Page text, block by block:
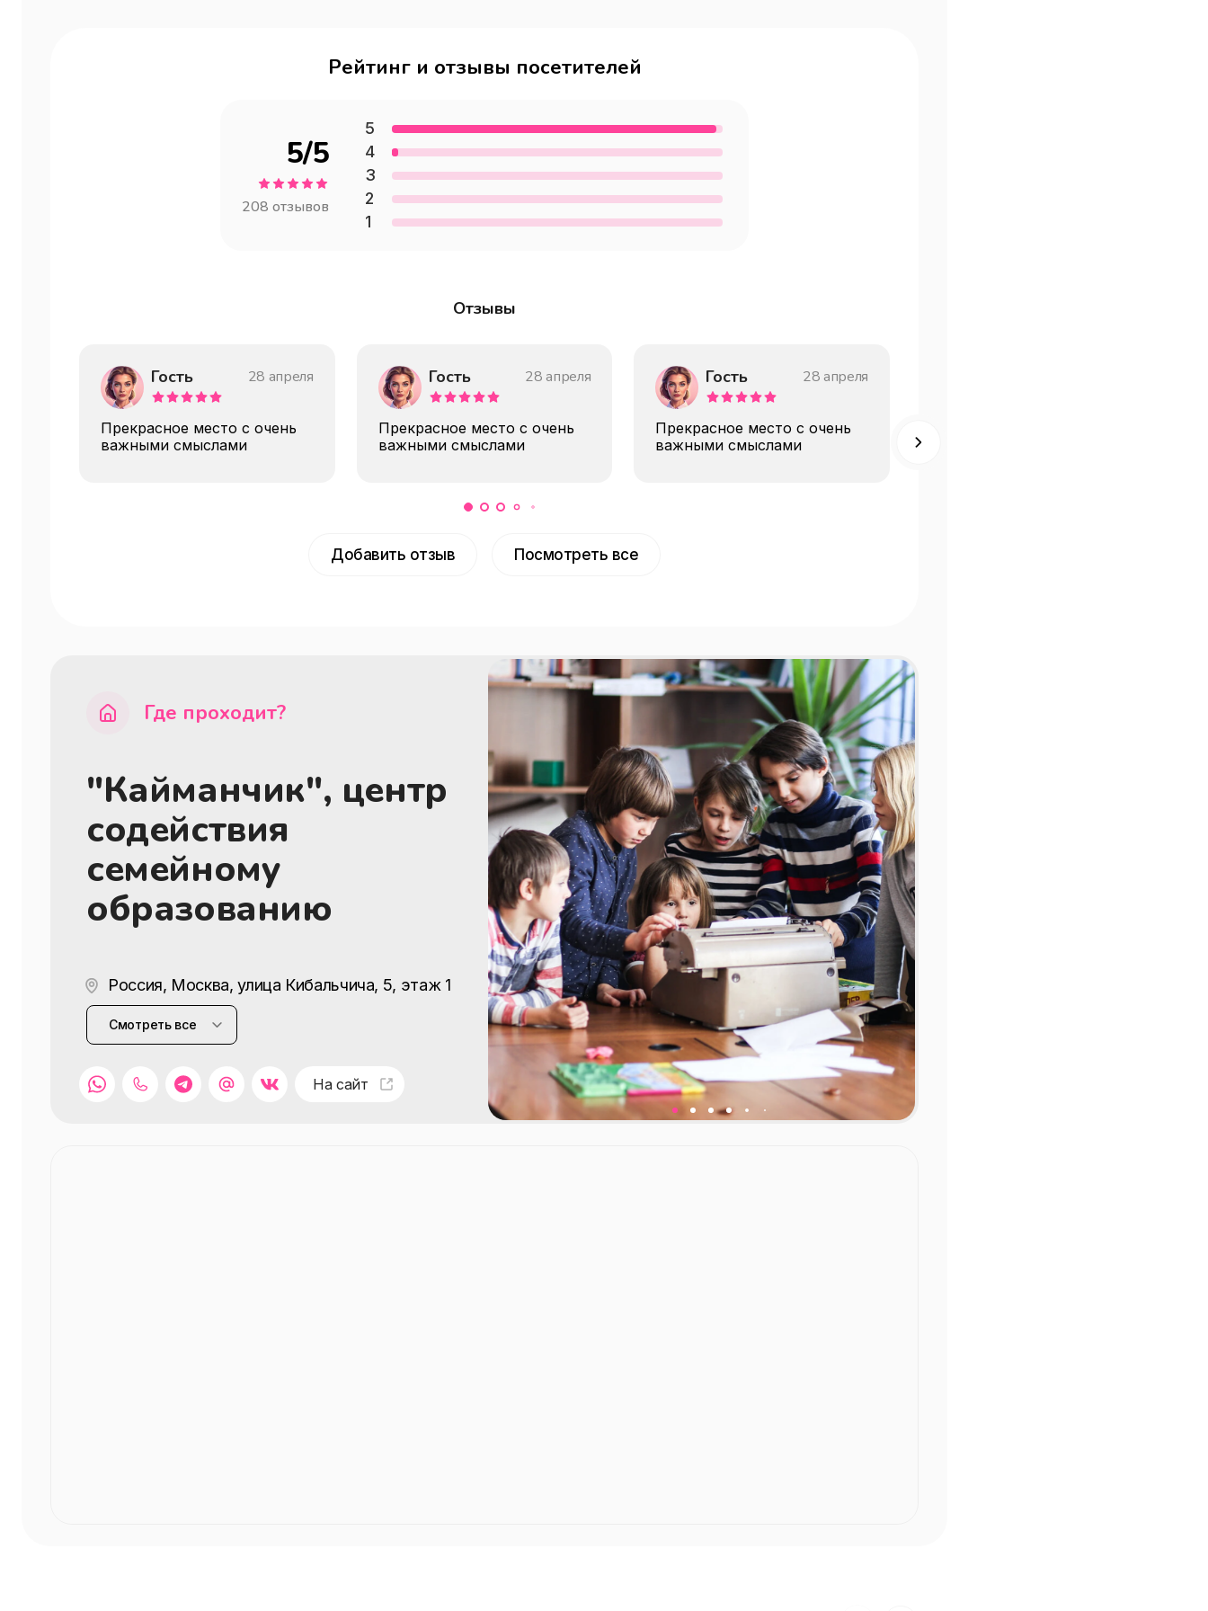
Рейтинг и отзывы посетителей
5/5
208 отзывов
5
4
3
2
1
Отзывы
Гость 28 апреля
Прекрасное место с очень
важными смыслами
Гость 28 апреля
Прекрасное место с очень
важными смыслами
Гость 28 апреля
Прекрасное место с очень
важными смыслами
Добавить отзыв Посмотреть все
Где проходит?
"Кайманчик", центр
содействия
семейному
образованию
Россия, Москва, улица Кибальчича, 5, этаж 1
ул. Ленина, д. 480б
Смотреть все
На сайт